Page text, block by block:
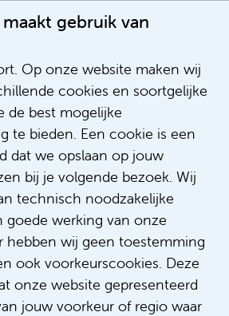
gebruik van
Op onze website maken wij
cookies en soortgelijke
de best mogelijke
te bieden. Een cookie is een
dat we opslaan op jouw
bij je volgende bezoek. Wij
technisch noodzakelijke
goede werking van onze
hebben wij geen toestemming
ook voorkeurscookies. Deze
onze website gepresenteerd
jouw voorkeur of regio waar
2023 00:00:00
i.ytimg.com/vi/Ps6oY508oI8/
www.youtube.com/watch?